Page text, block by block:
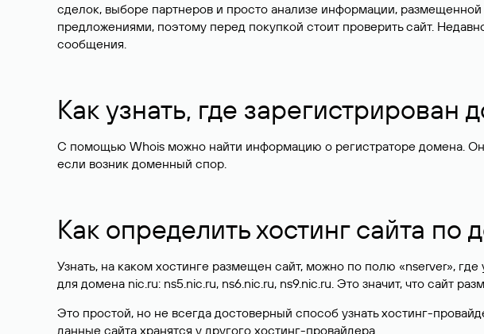
сделок, выборе партнеров и просто анализе информации,
предложениями, поэтому перед покупкой стоит проверить сайт.
сообщения.
Как узнать, где зарегистрирован
С помощью Whois можно найти информацию о регистраторе домена.
если возник доменный спор.
Как определить хостинг сайта по
Узнать, на каком хостинге размещен сайт, можно по полю «nserver»,
для домена nic.ru: ns5.nic.ru, ns6.nic.ru, ns9.nic.ru. Это значит, что сайт
Это простой, но не всегда достоверный способ узнать хостинг-
данные сайта хранятся у другого хостинг-провайдера.